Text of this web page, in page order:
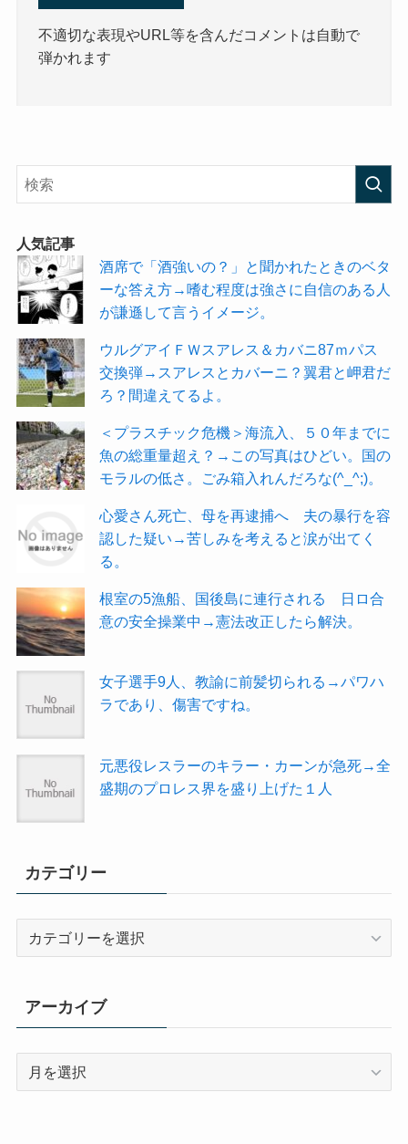
不適切な表現やURL等を含んだコメントは自動で
弾かれます
人気記事
酒席で「酒強いの？」と聞かれたときのベタ
ーな答え方→嗜む程度は強さに自信のある人
が謙遜して言うイメージ。
ウルグアイＦＷスアレス＆カバニ87ｍパス
交換弾→スアレスとカバーニ？翼君と岬君だ
ろ？間違えてるよ。
＜プラスチック危機＞海流入、５０年までに
魚の総重量超え？→この写真はひどい。国の
モラルの低さ。ごみ箱入れんだろな(^_^;)。
心愛さん死亡、母を再逮捕へ 夫の暴行を容
認した疑い→苦しみを考えると涙が出てく
る。
根室の5漁船、国後島に連行される 日ロ合
意の安全操業中→憲法改正したら解決。
女子選手9人、教諭に前髪切られる→パワハ
ラであり、傷害ですね。
元悪役レスラーのキラー・カーンが急死→全
盛期のプロレス界を盛り上げた１人
カテゴリー
ー
アーカイブ